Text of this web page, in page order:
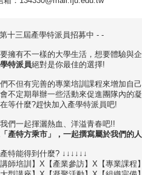
十三屆產學特派員招募中 - -
擁有不一樣的大學生活，想要體驗與
特派員絕對是你最佳的選擇!
不但有完善的專業培訓課程來增加自己
不定期舉辦一些活動來促進團隊內的凝
等什麼?趕快加入產學特派員吧!
們一起揮灑熱血、洋溢青春吧!!
產特方乘市」，一起撰寫屬於我們的
特能得到什麼? ↓↓↓↓↓↓
講師培訓】X【產業參訪】X【專業課程】